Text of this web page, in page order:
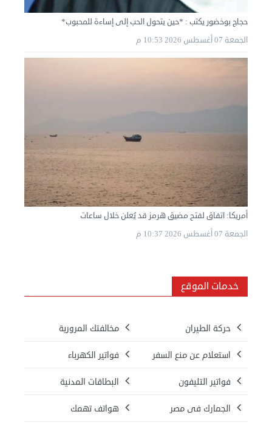
حجاج بوخضور يكتب : *حين يتحول الحب إلى إساءة للمحبوب*
الجمعة 07 أغسطس 2026 10:53 م
أمريكا: اتفاق لفتح مضيق هرمز قد يُعلن خلال ساعات
الجمعة 07 أغسطس 2026 10:37 م
خدمات الموقع
حركة الطيران مخالفتك المرورية
استعلام عن منع السفر فواتير الكهرباء
فواتير التليفون البطاقات المدنية
الجمارك فى مصر هواتف تهمك